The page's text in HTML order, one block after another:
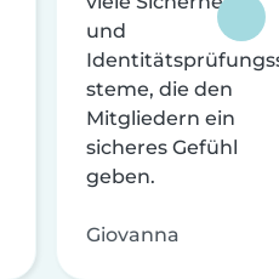
und
steme, die den
Mitgliedern ein
sicheres Gefühl
geben.
Giovanna